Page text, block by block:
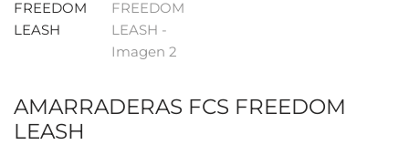
AMARRADERAS FCS FREEDOM
LEASH